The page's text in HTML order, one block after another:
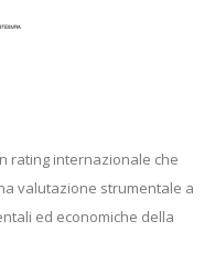
rating internazionale che
valutazione strumentale a
ed economiche della